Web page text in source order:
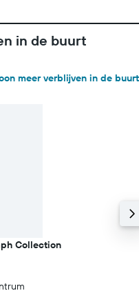
in de buurt
meer verblijven in de buurt
Collection